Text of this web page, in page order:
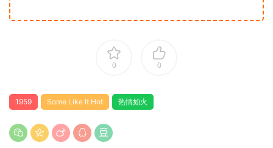
0 0
1959 Some Like It Hot 热情如火